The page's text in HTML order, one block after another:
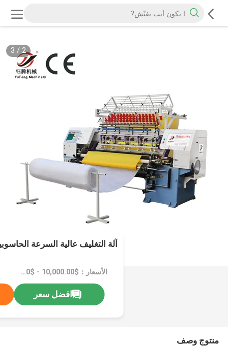
2
/
3
آلة التغليف عالية السرعة
الأسعار：$10,000.00 - $50,000.00/sets
افضل سعر
منتوج وصف